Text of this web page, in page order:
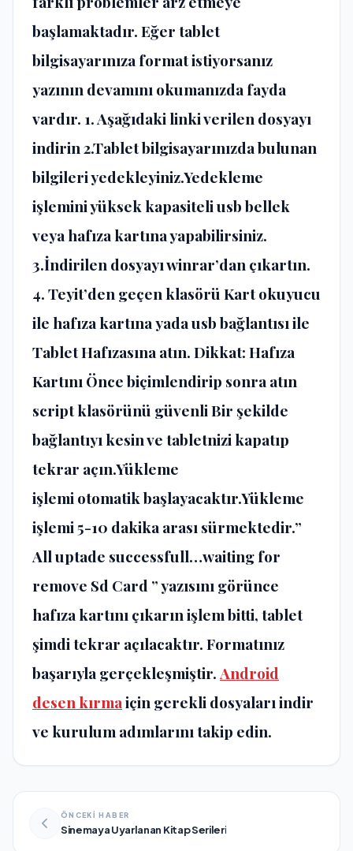
başlamaktadır. Eğer tablet
bilgisayarınıza format istiyorsanız
yazının devamını okumanızda fayda
vardır. 1. Aşağıdaki linki verilen dosyayı
indirin 2.Tablet bilgisayarınızda bulunan
bilgileri yedekleyiniz.Yedekleme
işlemini yüksek kapasiteli usb bellek
veya hafıza kartına yapabilirsiniz.
3.İndirilen dosyayı winrar’dan çıkartın.
4. Teyit’den geçen klasörü Kart okuyucu
ile hafıza kartına yada usb bağlantısı ile
Tablet Hafızasına atın. Dikkat: Hafıza
Kartını Önce biçimlendirip sonra atın
script klasörünü güvenli Bir şekilde
bağlantıyı kesin ve tabletnizi kapatıp
tekrar açın.Yükleme
işlemi otomatik başlayacaktır.Yükleme
işlemi 5-10 dakika arası sürmektedir.”
All uptade successfull…waiting for
remove Sd Card ” yazısını görünce
hafıza kartını çıkarın işlem bitti, tablet
şimdi tekrar açılacaktır. Formatınız
başarıyla gerçekleşmiştir. Android
desen kırmaiçin gerekli dosyaları indir
ve kurulum adımlarını takip edin.
ÖNCEKİ HABER
Sinemaya Uyarlanan Kitap Serileri